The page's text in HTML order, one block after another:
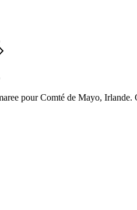
pour Comté de Mayo, Irlande.